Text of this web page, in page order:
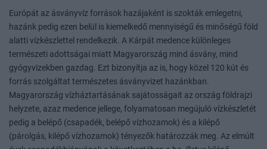
Európát az ásványvíz források hazájaként is szokták emlegetni,
hazánk pedig ezen belül is kiemelkedő mennyiségű és minőségű föld
alatti vízkészlettel rendelkezik. A Kárpát medence különleges
természeti adottságai miatt Magyarország mind ásvány, mind
gyógyvizekben gazdag. Ezt bizonyítja az is, hogy közel 120 kút és
forrás szolgáltat természetes ásványvizet hazánkban.
Magyarország vízháztartásának sajátosságait az ország földrajzi
helyzete, azaz medence jellege, folyamatosan megújuló vízkészletét
pedig a belépő (csapadék, belépő vízhozamok) és a kilépő
(párolgás, kilépő vízhozamok) tényezők határozzák meg. Az elmúlt